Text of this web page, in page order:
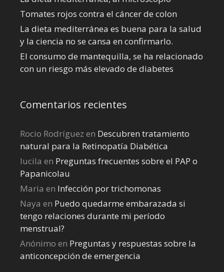
Tomates rojos contra el cáncer de colon
La dieta mediterránea es buena para la salud
y la ciencia no se cansa en confirmarlo.
El consumo de mantequilla, se ha relacionado
con un riesgo más elevado de diabetes
Comentarios recientes
Rocio Rodríguez en Descubren tratamiento
natural para la Retinopatía Diabética
lucila en Preguntas frecuentes sobre el PAP o
Papanicolau
Maria en Infección por trichomonas
Naya en Puedo quedarme embarazada si
tengo relaciones durante mi perí­odo
menstrual?
Anónimo en Preguntas y respuestas sobre la
anticoncepción de emergencia